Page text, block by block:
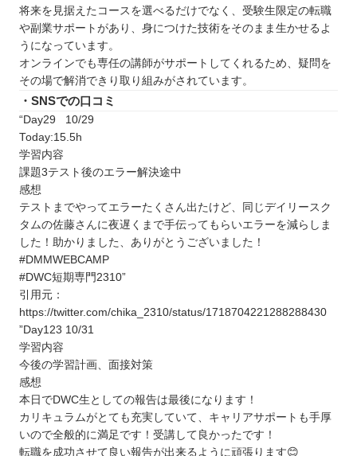
将来を見据えたコースを選べるだけでなく、受験生限定の転職
や副業サポートがあり、身につけた技術をそのまま生かせるよ
うになっています。
オンラインでも専任の講師がサポートしてくれるため、疑問を
その場で解消できり取り組みがされています。
・SNSでの口コミ
“Day29 10/29
Today:15.5h
学習内容
課題3テスト後のエラー解決途中
感想
テストまでやってエラーたくさん出たけど、同じデイリースク
タムの佐藤さんに夜遅くまで手伝ってもらいエラーを減らしま
した！助かりました、ありがとうございました！
#DMMWEBCAMP
#DWC短期専門2310”
引用元：
https://twitter.com/chika_2310/status/1718704221288288430
”Day123 10/31
学習内容
今後の学習計画、面接対策
感想
本日でDWC生としての報告は最後になります！
カリキュラムがとても充実していて、キャリアサポートも手厚
いので全般的に満足です！受講して良かったです！
転職を成功させて良い報告が出来るように頑張ります😊